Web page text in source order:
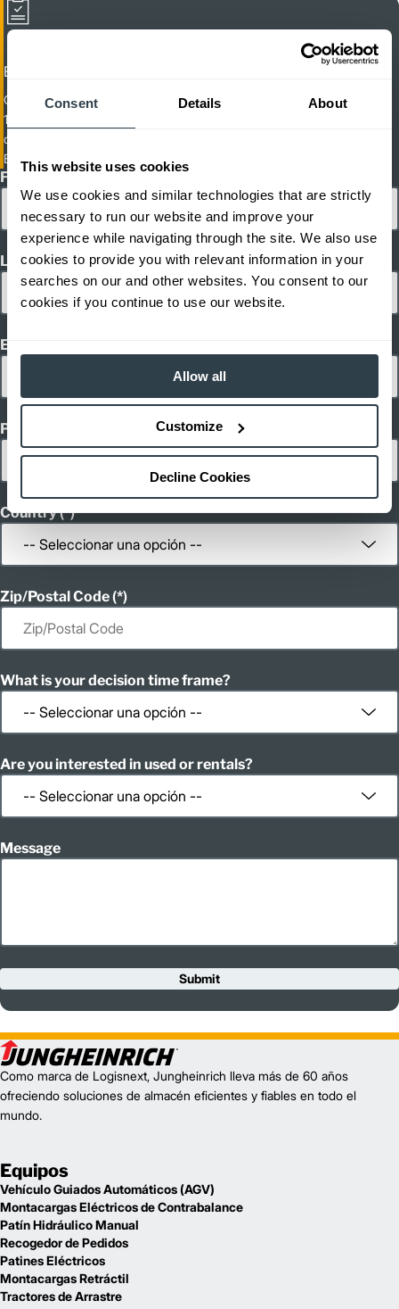
Consent Details About
This website uses cookies
We use cookies and similar technologies that are strictly
necessary to run our website and improve your
experience while navigating through the site. We also use
cookies to provide you with relevant information in your
searches on our and other websites. You consent to our
cookies if you continue to use our website.
Allow all
Customize
Decline Cookies
Width (mm)
Height (mm) 49.2
Model
Lift Height (mm)2 206
Power Type
Length (mm)
Width (mm)
Height (mm)
1 5,470
EFG CQ Campaign
Counterbalance Walkie Stacker
1,800 - 3,000 lb. de Capacidad de los Apiladores Contrabalanceados
de Operador a Pie
EJG-210-216
First Name
Last Name
Email
Phone
Country
Zip/Postal Code
What is your decision time frame?
Are you interested in used or rentals?
Message
Submit
Como marca de Logisnext, Jungheinrich lleva más de 60 años
ofreciendo soluciones de almacén eficientes y fiables en todo el
mundo.
Equipos
Vehículo Guiados Automáticos (AGV)
Montacargas Eléctricos de Contrabalance
Patín Hidráulico Manual
Recogedor de Pedidos
Patines Eléctricos
Montacargas Retráctil
Tractores de Arrastre